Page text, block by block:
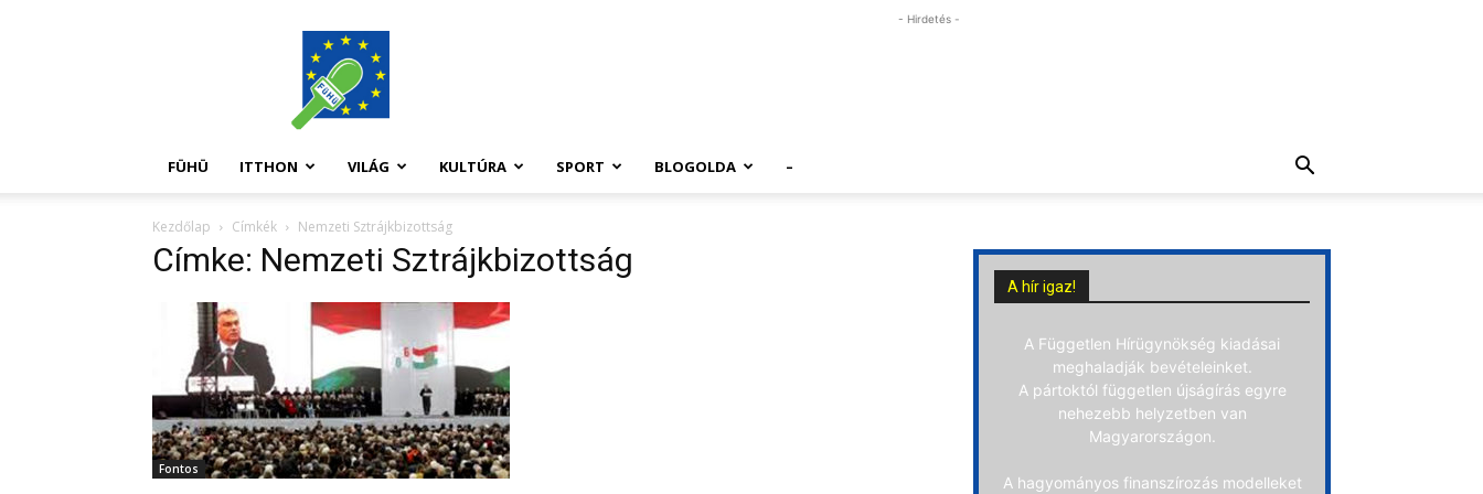
FüHü
- Hirdetés -
FÜHÜ ITTHON VILÁG KULTÚRA SPORT BLOGOLDA –
Kezdőlap Címkék Nemzeti Sztrájkbizottság
Címke: Nemzeti Sztrájkbizottság
Fontos
A hír igaz!
A Független Hírügynökség kiadásai
meghaladják bevételeinket.
A pártoktól független újságírás egyre
nehezebb helyzetben van
Magyarországon.
A hagyományos finanszírozás modelleket